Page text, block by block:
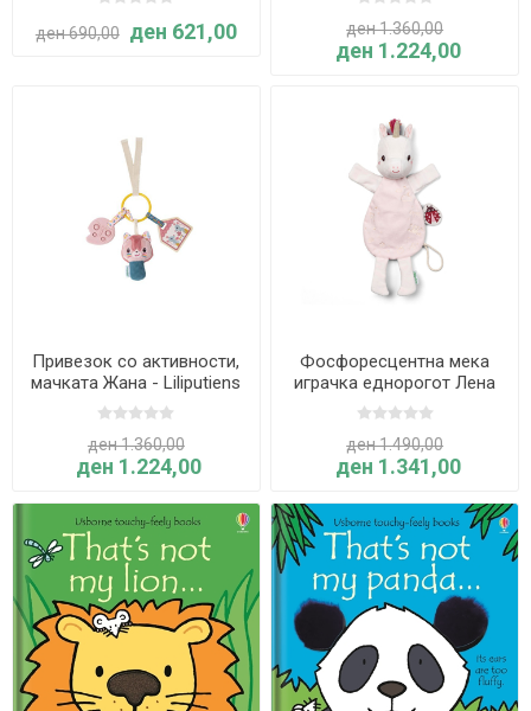
ден 690,00 ден 621,00 ден 1.360,00
ден 1.224,00
Привезок со активности,
мачката Жана - Liliputiens
ден 1.360,00
ден 1.224,00
Фосфоресцентна мека
играчка еднорогот Лена
еднорогот - Liliputiens
ден 1.490,00
ден 1.341,00